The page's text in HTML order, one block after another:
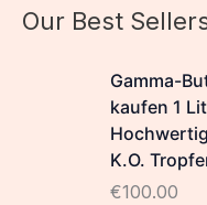
Our Best
Gamma-
kaufen 1
K.O.
€100.00